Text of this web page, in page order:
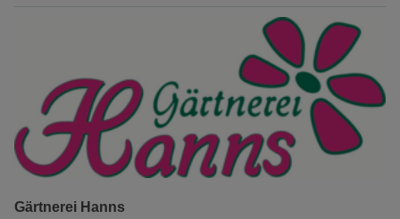
Gärtnerei Hanns